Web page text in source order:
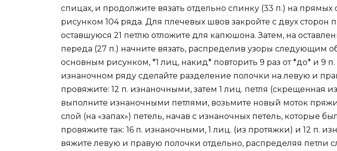
спицах, и продолжите вязать отдельно спинку (33 п.) на
рисунком 104 ряда. Для плечевых швов закройте с двух сторон
оставшуюся 21 петлю отложите для капюшона. Затем, на
переда (27 п.) начните вязать, распределив узоры следующим
основным рисунком, *1 лиц, накид* повторить 9 раз от *до* и 9
изнаночном ряду сделайте разделение полочки на левую и
провяжите: 12 п. изнаночными, затем 1 лиц. петля (скрещенная
выполните изнаночными петлями, возьмите новый моток
слой (на «запах») петель, начав с изнаночных петель, которые
провяжите так: 16 п. изнаночными, 1 лиц. (из протяжки) и 12 п.
вяжите левую и правую полочки отдельно, распределяя петли